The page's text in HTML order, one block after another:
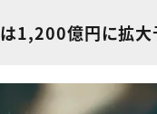
1,200億円に拡大